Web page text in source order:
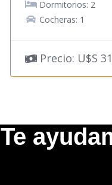
Dormitorios: 2
Cocheras: 1
Precio: U$S
Te